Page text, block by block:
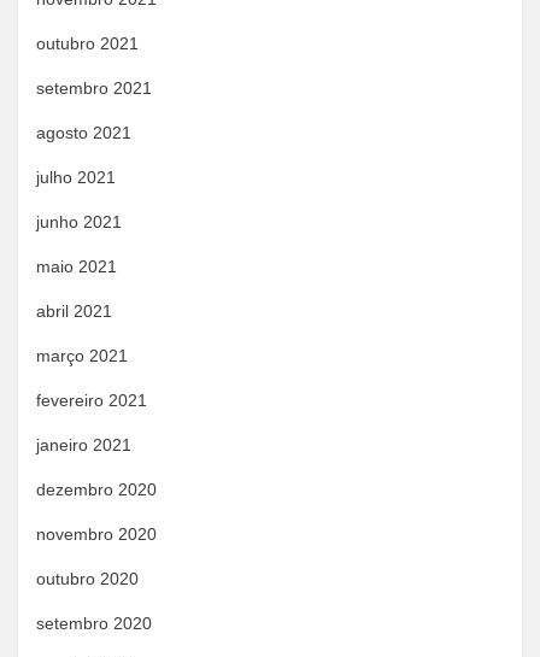
outubro 2021
setembro 2021
agosto 2021
julho 2021
junho 2021
maio 2021
abril 2021
março 2021
fevereiro 2021
janeiro 2021
dezembro 2020
novembro 2020
outubro 2020
setembro 2020